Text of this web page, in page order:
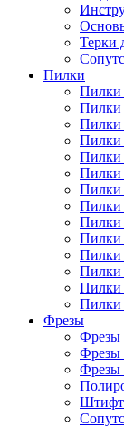
Терки
Пилки
Пилки
Пилки
Пилки
Пилки
Пилки
Пилки
Пилки
Пилки
Фрезы
Фрезы
Фрезы
Фрезы